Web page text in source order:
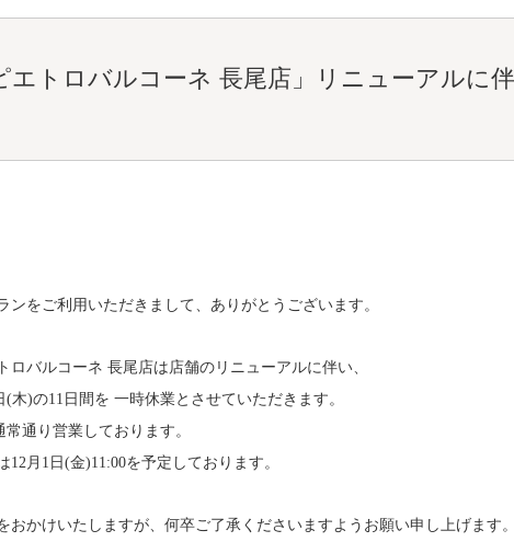
エトロバルコーネ 長尾店」リニューアルに
ンをご利用いただきまして、ありがとうございます。
ロバルコーネ 長尾店は店舗のリニューアルに伴い、
(木)の11日間を 一時休業とさせていただきます。
通り営業しております。
12月1日(金)11:00を予定しております。
おかけいたしますが、何卒ご了承くださいますようお願い申し上げます